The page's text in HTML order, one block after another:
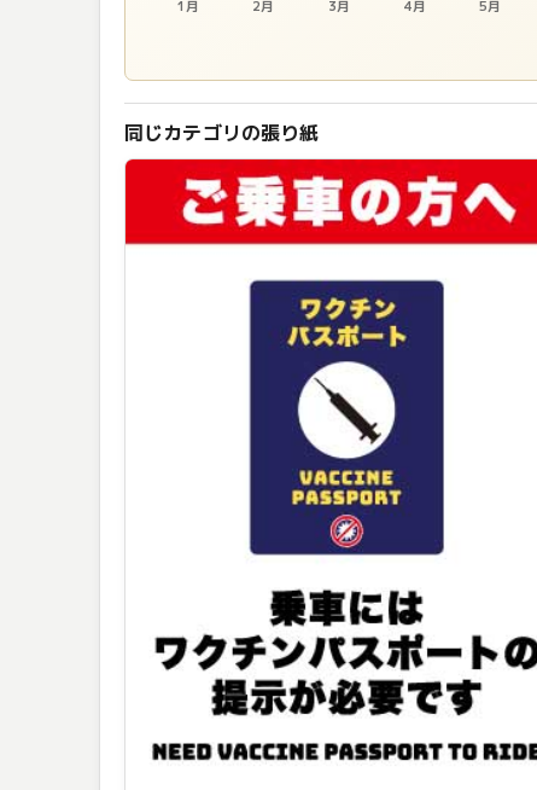
1月 2月 3月 4月 5月
同じカテゴリの張り紙